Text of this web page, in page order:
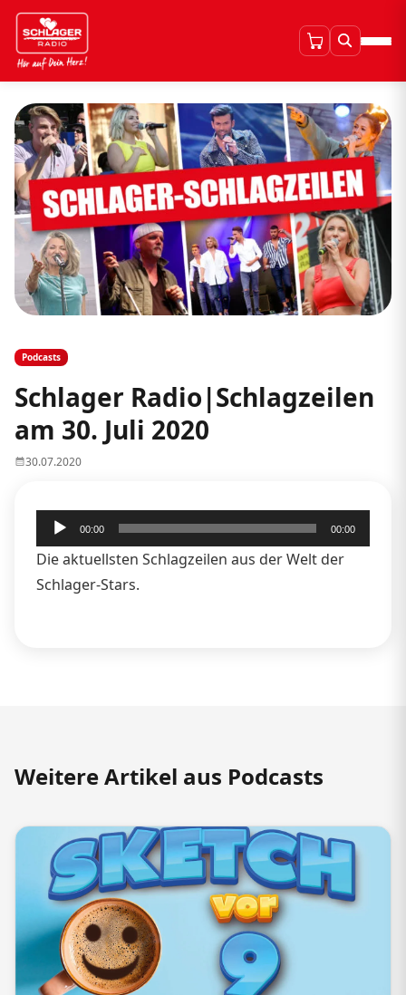
Podcasts
Schlager Radio|Schlagzeilen
am 30. Juli 2020
30.07.2020
Audio-
Player
00:00 00:00
Die aktuellsten Schlagzeilen aus der Welt der
Schlager-Stars.
Weitere Artikel aus Podcasts